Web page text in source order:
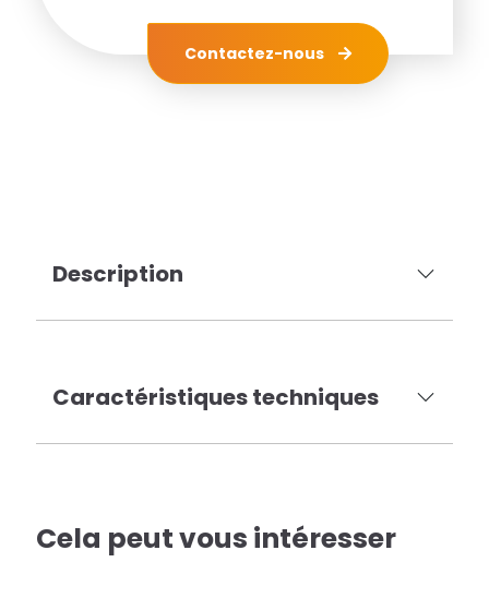
Contactez-nous
Description
Caractéristiques techniques
Cela peut vous intéresser